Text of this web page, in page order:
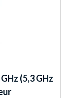
(5,3 GHz